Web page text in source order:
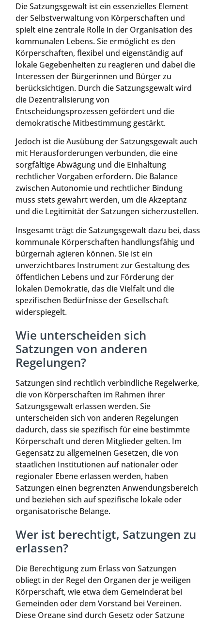
Die Satzungsgewalt ist ein essenzielles Element
der Selbstverwaltung von Körperschaften und
spielt eine zentrale Rolle in der Organisation des
kommunalen Lebens. Sie ermöglicht es den
Körperschaften, flexibel und eigenständig auf
lokale Gegebenheiten zu reagieren und dabei die
Interessen der Bürgerinnen und Bürger zu
berücksichtigen. Durch die Satzungsgewalt wird
die Dezentralisierung von
Entscheidungsprozessen gefördert und die
demokratische Mitbestimmung gestärkt.
Jedoch ist die Ausübung der Satzungsgewalt auch
mit Herausforderungen verbunden, die eine
sorgfältige Abwägung und die Einhaltung
rechtlicher Vorgaben erfordern. Die Balance
zwischen Autonomie und rechtlicher Bindung
muss stets gewahrt werden, um die Akzeptanz
und die Legitimität der Satzungen sicherzustellen.
Insgesamt trägt die Satzungsgewalt dazu bei, dass
kommunale Körperschaften handlungsfähig und
bürgernah agieren können. Sie ist ein
unverzichtbares Instrument zur Gestaltung des
öffentlichen Lebens und zur Förderung der
lokalen Demokratie, das die Vielfalt und die
spezifischen Bedürfnisse der Gesellschaft
widerspiegelt.
Wie unterscheiden sich
Satzungen von anderen
Regelungen?
Satzungen sind rechtlich verbindliche Regelwerke,
die von Körperschaften im Rahmen ihrer
Satzungsgewalt erlassen werden. Sie
unterscheiden sich von anderen Regelungen
dadurch, dass sie spezifisch für eine bestimmte
Körperschaft und deren Mitglieder gelten. Im
Gegensatz zu allgemeinen Gesetzen, die von
staatlichen Institutionen auf nationaler oder
regionaler Ebene erlassen werden, haben
Satzungen einen begrenzten Anwendungsbereich
und beziehen sich auf spezifische lokale oder
organisatorische Belange.
Wer ist berechtigt, Satzungen zu
erlassen?
Die Berechtigung zum Erlass von Satzungen
obliegt in der Regel den Organen der je weiligen
Körperschaft, wie etwa dem Gemeinderat bei
Gemeinden oder dem Vorstand bei Vereinen.
Diese Organe sind durch Gesetz oder Satzung